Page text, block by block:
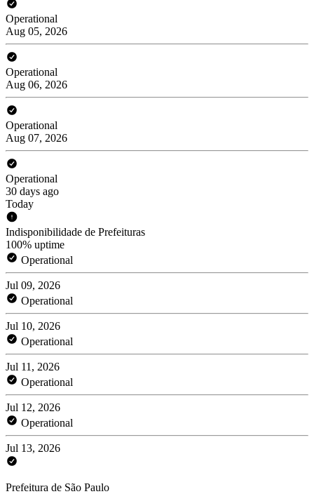
Operational
Aug 05, 2026
Operational
Aug 06, 2026
Operational
Aug 07, 2026
Operational
30 days ago
Today
Indisponibilidade de Prefeituras
100% uptime
Operational
Jul 09, 2026
Operational
Jul 10, 2026
Operational
Jul 11, 2026
Operational
Jul 12, 2026
Operational
Jul 13, 2026
Prefeitura de São Paulo